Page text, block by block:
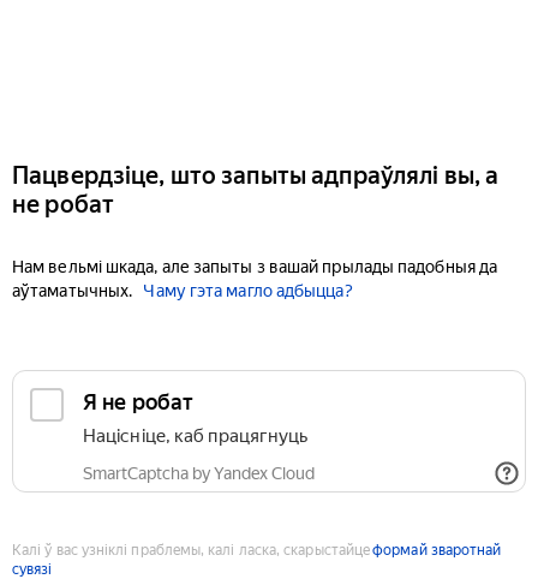
Пацвердзіце, што запыты адпраўлялі вы, а
не робат
Нам вельмі шкада, але запыты з вашай прылады падобныя да
аўтаматычных.
Чаму гэта магло адбыцца?
Я не робат
Націсніце, каб працягнуць
SmartCaptcha by Yandex Cloud
Калі ў вас узніклі праблемы, калі ласка, скарыстайцеформай зваротнай
сувязі